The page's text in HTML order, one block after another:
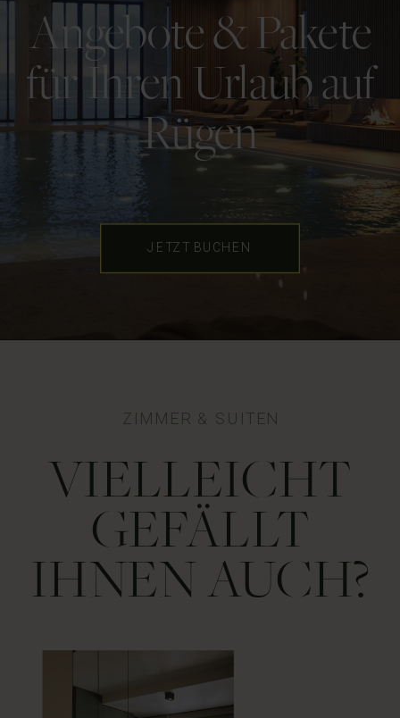
Angebote & Pakete
für Ihren Urlaub auf
Rügen
JETZT BUCHEN
VIELLEICHT
GEFÄLLT
IHNEN AUCH?
ZIMMER & SUITEN